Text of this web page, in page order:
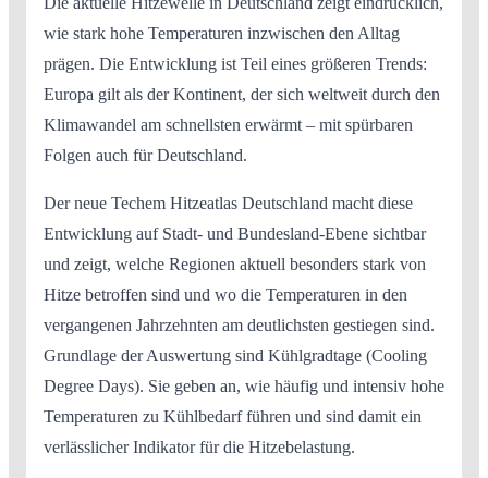
wie stark hohe Temperaturen inzwischen den Alltag
prägen. Die Entwicklung ist Teil eines größeren Trends:
Europa gilt als der Kontinent, der sich weltweit durch den
Klimawandel am schnellsten erwärmt – mit spürbaren
Folgen auch für Deutschland.
Der neue Techem Hitzeatlas Deutschland macht diese
Entwicklung auf Stadt- und Bundesland-Ebene sichtbar
und zeigt, welche Regionen aktuell besonders stark von
Hitze betroffen sind und wo die Temperaturen in den
vergangenen Jahrzehnten am deutlichsten gestiegen sind.
Grundlage der Auswertung sind Kühlgradtage (Cooling
Degree Days). Sie geben an, wie häufig und intensiv hohe
Temperaturen zu Kühlbedarf führen und sind damit ein
verlässlicher Indikator für die Hitzebelastung.